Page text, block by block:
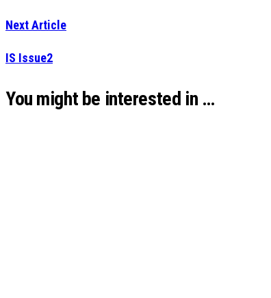
Next Article
IS Issue2
You might be interested in …